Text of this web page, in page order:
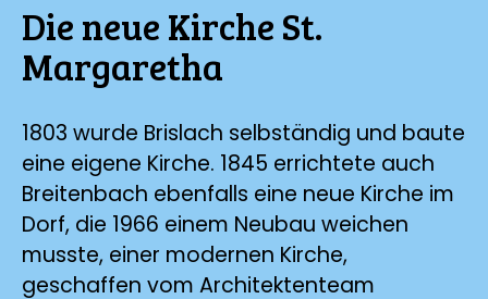
Die neue Kirche St.
Margaretha
1803 wurde Brislach selbständig und baute
eine eigene Kirche. 1845 errichtete auch
Breitenbach ebenfalls eine neue Kirche im
Dorf, die 1966 einem Neubau weichen
musste, einer modernen Kirche,
geschaffen vom Architektenteam